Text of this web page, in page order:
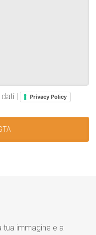
| Privacy Policy
tua immagine e a